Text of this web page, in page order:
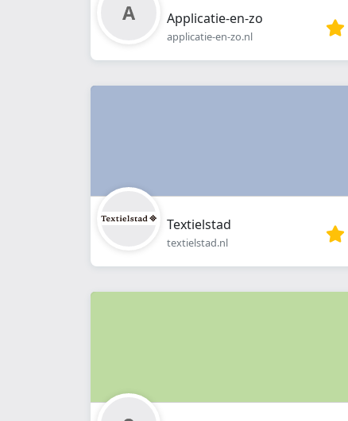
Applicatie-en-zo
applicatie-en-zo.nl
Textielstad
textielstad.nl